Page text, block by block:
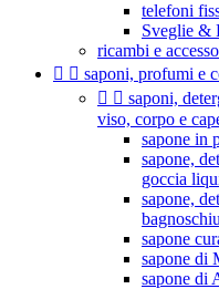
telefoni
Sveglie &
ricambi e
  saponi, profumi e
  saponi,
viso, corpo e
sapone in
sapone,
goccia
sapone,
sapone
sapone di
sapone di